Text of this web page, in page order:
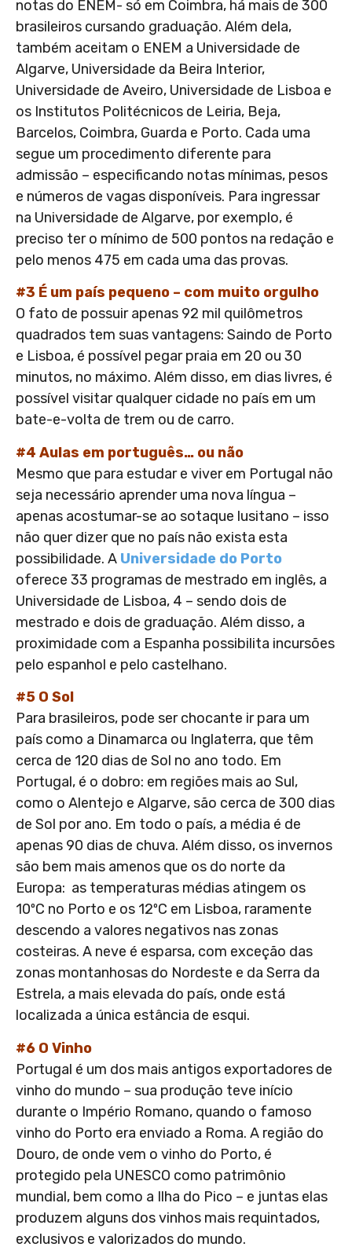
notas do ENEM- só em Coimbra, há mais de 300
brasileiros cursando graduação. Além dela,
também aceitam o ENEM a Universidade de
Algarve, Universidade da Beira Interior,
Universidade de Aveiro, Universidade de Lisboa e
os Institutos Politécnicos de Leiria, Beja,
Barcelos, Coimbra, Guarda e Porto. Cada uma
segue um procedimento diferente para
admissão – especificando notas mínimas, pesos
e números de vagas disponíveis. Para ingressar
na Universidade de Algarve, por exemplo, é
preciso ter o mínimo de 500 pontos na redação e
pelo menos 475 em cada uma das provas.
#3 É um país pequeno – com muito orgulho
O fato de possuir apenas 92 mil quilômetros
quadrados tem suas vantagens: Saindo de Porto
e Lisboa, é possível pegar praia em 20 ou 30
minutos, no máximo. Além disso, em dias livres, é
possível visitar qualquer cidade no país em um
bate-e-volta de trem ou de carro.
#4 Aulas em português… ou não
Mesmo que para estudar e viver em Portugal não
seja necessário aprender uma nova língua –
apenas acostumar-se ao sotaque lusitano – isso
não quer dizer que no país não exista esta
possibilidade. A Universidade do Porto
oferece 33 programas de mestrado em inglês, a
Universidade de Lisboa, 4 – sendo dois de
mestrado e dois de graduação. Além disso, a
proximidade com a Espanha possibilita incursões
pelo espanhol e pelo castelhano.
#5 O Sol
Para brasileiros, pode ser chocante ir para um
país como a Dinamarca ou Inglaterra, que têm
cerca de 120 dias de Sol no ano todo. Em
Portugal, é o dobro: em regiões mais ao Sul,
como o Alentejo e Algarve, são cerca de 300 dias
de Sol por ano. Em todo o país, a média é de
apenas 90 dias de chuva. Além disso, os invernos
são bem mais amenos que os do norte da
Europa: as temperaturas médias atingem os
10ºC no Porto e os 12ºC em Lisboa, raramente
descendo a valores negativos nas zonas
costeiras. A neve é esparsa, com exceção das
zonas montanhosas do Nordeste e da Serra da
Estrela, a mais elevada do país, onde está
localizada a única estância de esqui.
#6 O Vinho
Portugal é um dos mais antigos exportadores de
vinho do mundo – sua produção teve início
durante o Império Romano, quando o famoso
vinho do Porto era enviado a Roma. A região do
Douro, de onde vem o vinho do Porto, é
protegido pela UNESCO como patrimônio
mundial, bem como a Ilha do Pico – e juntas elas
produzem alguns dos vinhos mais requintados,
exclusivos e valorizados do mundo.